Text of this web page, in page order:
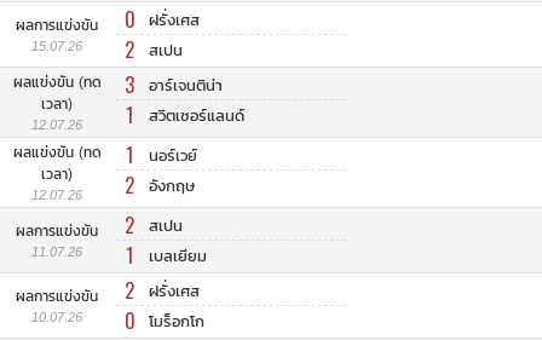
ผลการแข่งขัน
15.07.26
0 ฝรั่งเศส
2 สเปน
ผลแข่งขัน (ทด
เวลา)
12.07.26
3 อาร์เจนติน่า
1 สวิตเซอร์แลนด์
ผลแข่งขัน (ทด
เวลา)
12.07.26
1 นอร์เวย์
2 อังกฤษ
ผลการแข่งขัน
11.07.26
2 สเปน
1 เบลเยียม
ผลการแข่งขัน
10.07.26
2 ฝรั่งเศส
0 โมร็อกโก